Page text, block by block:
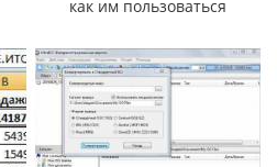
как им пользоваться